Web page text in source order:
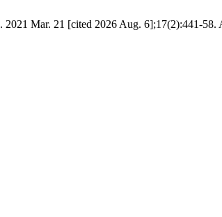
Mar. 21 [cited 2026 Aug. 6];17(2):441-58.